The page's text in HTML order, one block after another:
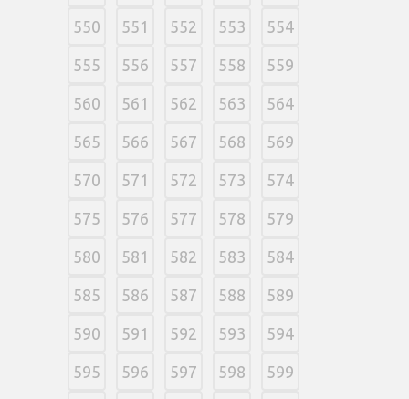
550 551 552 553 554
555 556 557 558 559
560 561 562 563 564
565 566 567 568 569
570 571 572 573 574
575 576 577 578 579
580 581 582 583 584
585 586 587 588 589
590 591 592 593 594
595 596 597 598 599